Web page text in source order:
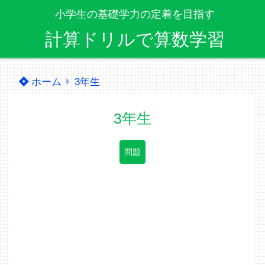
小学生の基礎学力の定着を目指す
計算ドリルで算数学習
ホーム 3年生
3年生
問題